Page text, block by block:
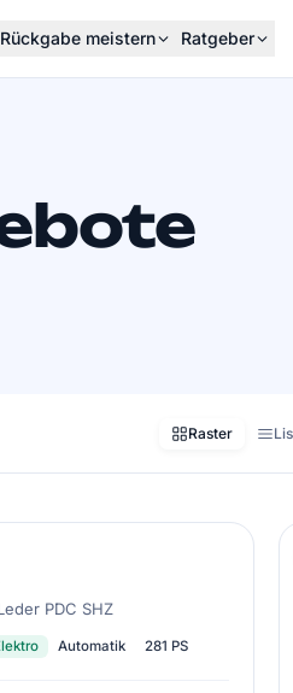
Rückgabe meistern Ratgeber
Raster
PDC SHZ
Automatik 281 PS